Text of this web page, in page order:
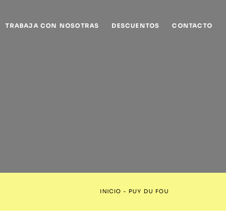
TRABAJA CON NOSOTRAS DESCUENTOS CONTACTO
INICIO - PUY DU FOU